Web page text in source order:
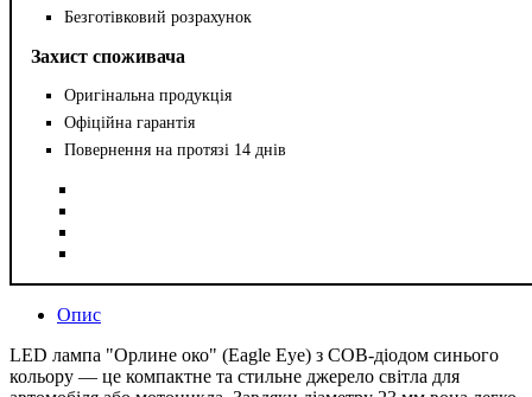
Безготівковий розрахунок
Захист споживача
Оригінальна продукція
Офіційна гарантія
Повернення на протязі 14 днів
Опис
LED лампа "Орлине око" (Eagle Eye) з COB-діодом синього
кольору — це компактне та стильне джерело світла для